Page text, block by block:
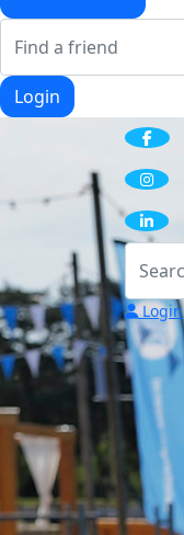
Login
Login